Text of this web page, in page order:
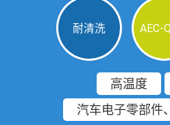
耐清洗 AEC-
高温度
汽车电子零部件